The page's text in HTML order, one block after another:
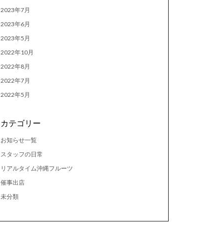
2023年7月
2023年6月
2023年5月
2022年10月
2022年8月
2022年7月
2022年5月
カテゴリー
お知らせ一覧
スタッフの日常
リアルタイム沖縄フルーツ
催事出店
未分類